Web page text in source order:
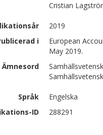
Cristian
2019
i
European
May 2019.
Ämnesord
Språk
Engelska
ID
288291